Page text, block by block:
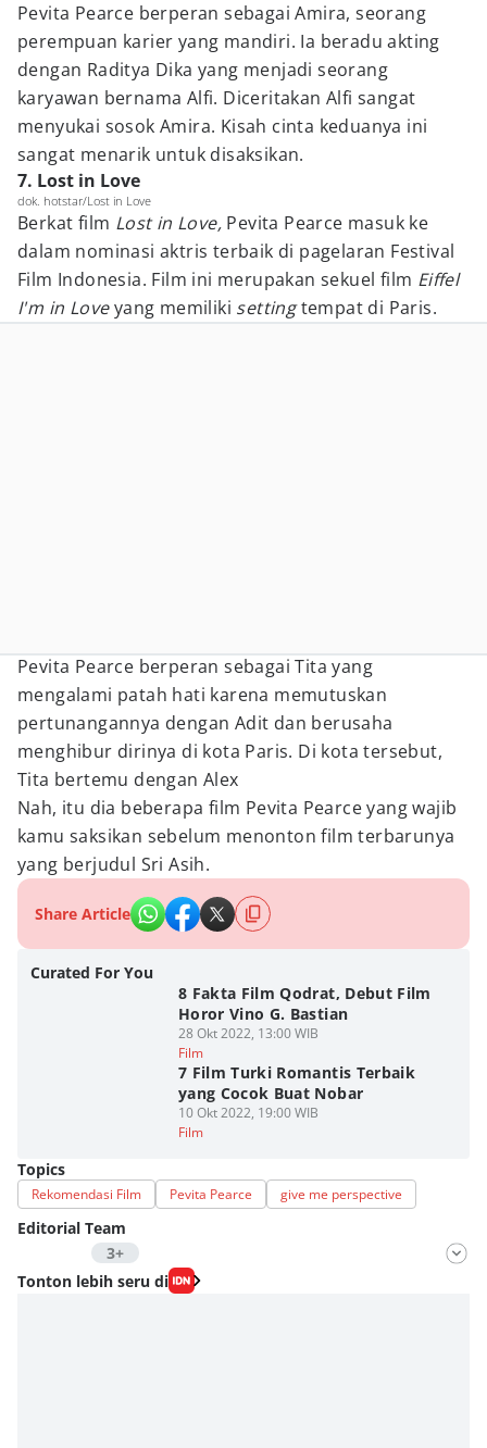
Pevita Pearce berperan sebagai Amira, seorang
perempuan karier yang mandiri. Ia beradu akting
dengan Raditya Dika yang menjadi seorang
karyawan bernama Alfi. Diceritakan Alfi sangat
menyukai sosok Amira. Kisah cinta keduanya ini
sangat menarik untuk disaksikan.
7. Lost in Love
dok. hotstar/Lost in Love
Berkat film Lost in Love, Pevita Pearce masuk ke
dalam nominasi aktris terbaik di pagelaran Festival
Film Indonesia. Film ini merupakan sekuel film Eiffel
I'm in Loveyang memiliki settingtempat di Paris.
Pevita Pearce berperan sebagai Tita yang
mengalami patah hati karena memutuskan
pertunangannya dengan Adit dan berusaha
menghibur dirinya di kota Paris. Di kota tersebut,
Tita bertemu dengan Alex
Nah, itu dia beberapa film Pevita Pearce yang wajib
kamu saksikan sebelum menonton film terbarunya
yang berjudul Sri Asih.
Share Article
Curated For You
8 Fakta Film Qodrat, Debut Film
Horor Vino G. Bastian
28 Okt 2022, 13:00 WIB
Film
7 Film Turki Romantis Terbaik
yang Cocok Buat Nobar
10 Okt 2022, 19:00 WIB
Film
Topics
Rekomendasi Film Pevita Pearce give me perspective
Editorial Team
3+
Editor
Fahrul Razi Uni Nurullah
Tonton lebih seru di